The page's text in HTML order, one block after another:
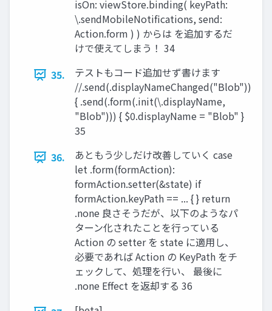
isOn: viewStore.binding( keyPath:
\.sendMobileNotifications, send:
Action.form ) ) からは を追加するだ
けで使えてしまう！ 34
35.
テストもコード追加せず書けます
//.send(.displayNameChanged("Blob"))
{ .send(.form(.init(\.displayName,
"Blob"))) { $0.displayName = "Blob" }
35
36.
あともう少しだけ改善していく case
let .form(formAction):
formAction.setter(&state) if
formAction.keyPath == ... { } return
.none 良さそうだが、以下のようなパ
ターン化されたことを⾏っている
Action の setter を state に適⽤し、
必要であれば Action の KeyPath をチ
ェックして、処理を⾏い、 最後に
.none Effect を返却する 36